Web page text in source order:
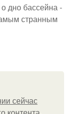
дно бассейна -
странным
сейчас